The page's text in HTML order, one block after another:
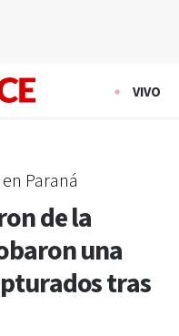
VIVO
Paraná
de la
una
tras